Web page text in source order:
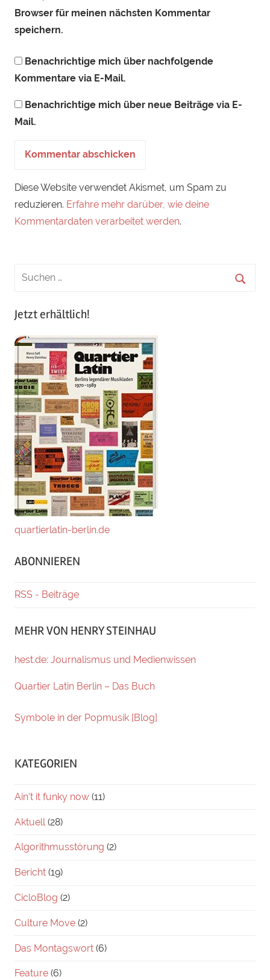
Browser für meinen nächsten Kommentar
speichern.
Benachrichtige mich über nachfolgende
Kommentare via E-Mail.
Benachrichtige mich über neue Beiträge via E-
Mail.
Diese Website verwendet Akismet, um Spam zu
reduzieren. Erfahre mehr darüber, wie deine
Kommentardaten verarbeitet werden.
Jetzt erhältlich!
quartierlatin-berlin.de
ABONNIEREN
RSS - Beiträge
MEHR VON HENRY STEINHAU
hest.de: Journalismus und Medienwissen
Quartier Latin Berlin – Das Buch
Symbole in der Popmusik [Blog]
KATEGORIEN
Ain't it funky now (11)
Aktuell (28)
Algorithmusstörung (2)
Bericht (19)
CicloBlog (2)
Culture Move (2)
Das Montagswort (6)
Feature (6)